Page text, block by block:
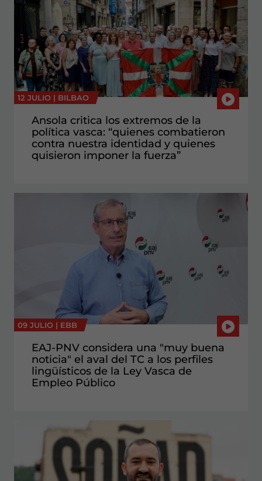
12 JULIO | BILBAO
Ansola critica los extremos de la
política vasca: “quienes combatieron
contra nuestra identidad y quienes
quisieron imponer la fuerza”
09 JULIO | EBB
EAJ-PNV considera una "muy buena
noticia" el aval del TC a los perfiles
lingüísticos de la Ley Vasca de
Empleo Público